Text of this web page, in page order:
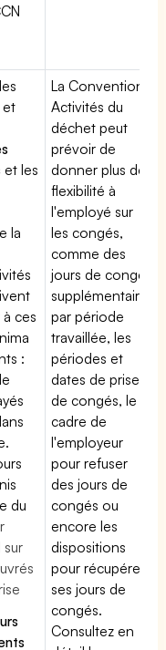
et
et les
la
ces
:
du
La Convention
Activités du
déchet peut
prévoir de
donner plus de
flexibilité à
l'employé sur
les congés,
comme des
jours de congé
supplémentaires
par période
travaillée, les
périodes et
dates de prise
de congés, le
cadre de
l'employeur
pour refuser
des jours de
congés ou
encore les
dispositions
pour récupérer
ses jours de
congés.
Consultez en